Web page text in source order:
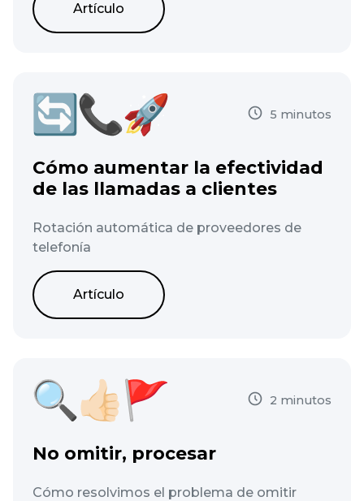
Artículo
5 minutos
Cómo aumentar la efectividad
de las llamadas a clientes
Rotación automática de proveedores de
telefonía
Artículo
2 minutos
No omitir, procesar
Cómo resolvimos el problema de omitir